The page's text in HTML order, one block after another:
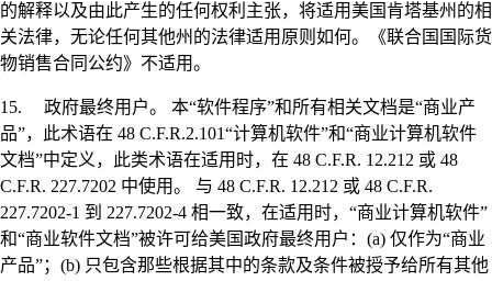
的解释以及由此产生的任何权利主张，将适用美国肯塔基州的相
关法律，无论任何其他州的法律适用原则如何。《联合国国际货
物销售合同公约》不适用。
15. 政府最终用户。 本“软件程序”和所有相关文档是“商业产
品”，此术语在 48 C.F.R.2.101“计算机软件”和“商业计算机软件
文档”中定义，此类术语在适用时，在 48 C.F.R. 12.212 或 48
C.F.R. 227.7202 中使用。 与 48 C.F.R. 12.212 或 48 C.F.R.
227.7202-1 到 227.7202-4 相一致，在适用时，“商业计算机软件”
和“商业软件文档”被许可给美国政府最终用户：(a) 仅作为“商业
产品”；(b) 只包含那些根据其中的条款及条件被授予给所有其他